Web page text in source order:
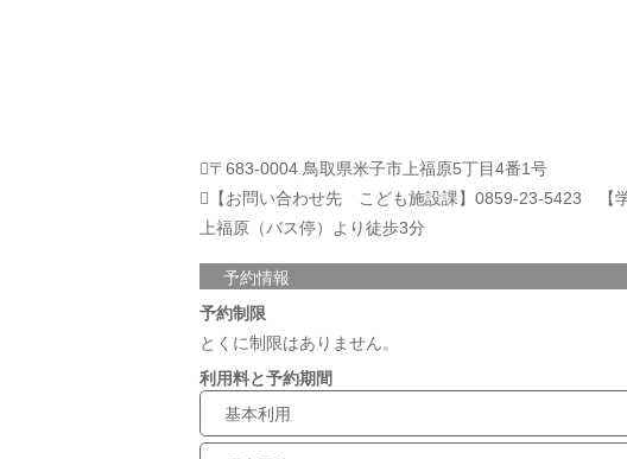
〒683-0004 鳥取県米子市上福原5丁目4番1号
【お問い合わせ先 こども施設課】0859-23-5423 【
上福原（バス停）より徒歩3分
予約情報
予約制限
とくに制限はありません。
利用料と予約期間
基本利用